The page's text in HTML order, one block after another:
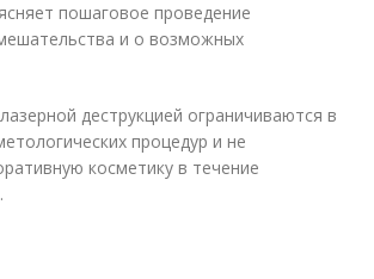
пошаговое проведение
и о возможных
деструкцией ограничиваются в
процедур и не
косметику в течение